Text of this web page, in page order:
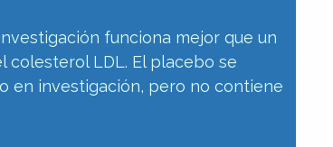
funciona mejor que un
colesterol LDL. El placebo se
en investigación, pero no contiene